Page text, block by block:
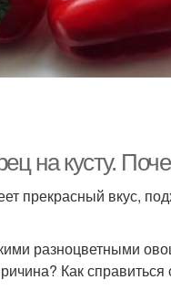
на кусту.
прекрасный вкус,
разноцветными
Как справиться